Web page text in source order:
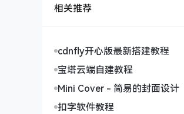
相关推荐
cdnfly开心版最新搭建教程
宝塔云端自建教程
Mini Cover - 简易的封面设计
扣字软件教程